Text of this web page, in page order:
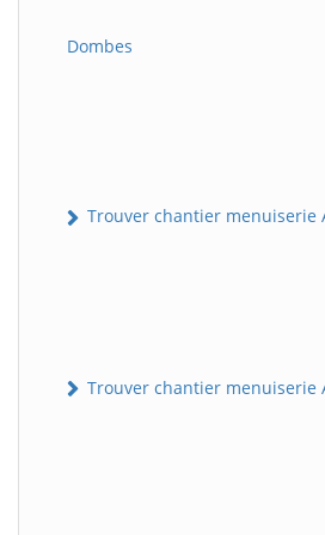
Dombes
Trouver chantier menuiserie
Trouver chantier menuiserie